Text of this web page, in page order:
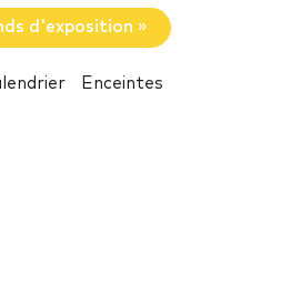
d'exposition »
Enceintes